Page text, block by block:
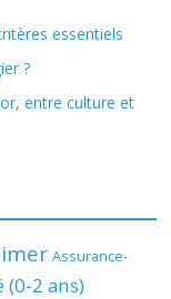
essentiels
?
entre culture et
Assurance-
(0-2 ans)